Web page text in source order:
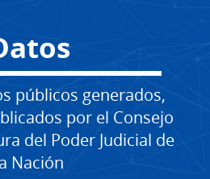
públicos generados,
por el Consejo
del Poder Judicial de
Nación